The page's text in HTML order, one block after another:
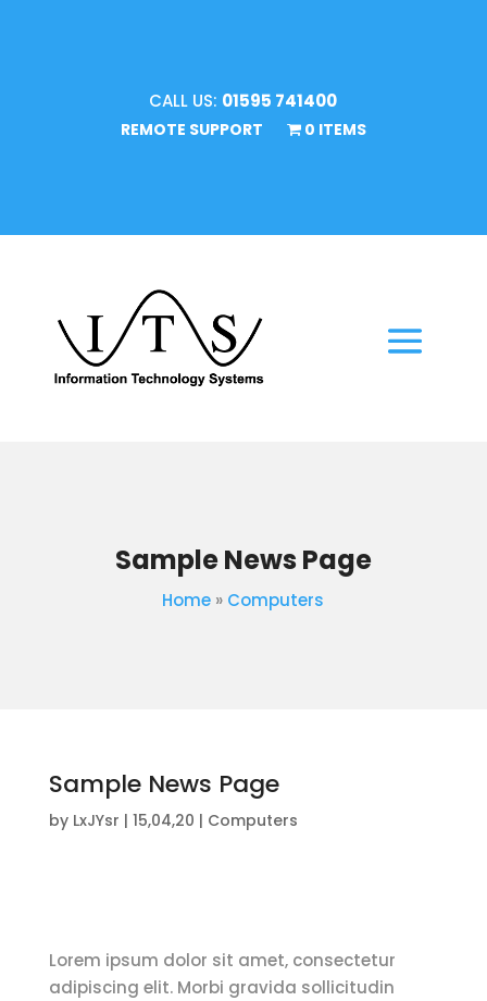
CALL US: 01595 741400
REMOTE SUPPORT 0 ITEMS
Sample News Page
Home » Computers
Sample News Page
by LxJYsr | 15,04,20 | Computers
Lorem ipsum dolor sit amet, consectetur
adipiscing elit. Morbi gravida sollicitudin